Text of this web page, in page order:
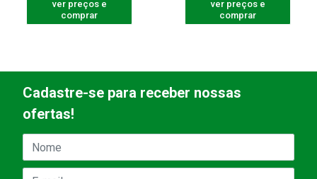
ver preços e
comprar
ver preços e
comprar
Cadastre-se para receber nossas
ofertas!